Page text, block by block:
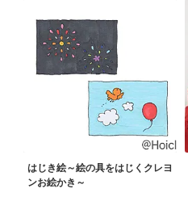
はじき絵～絵の具をはじくクレヨ
ンお絵かき～